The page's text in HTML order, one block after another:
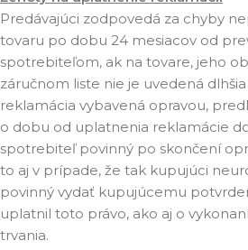
Predávajúci zodpovedá za chyby
tovaru po dobu 24 mesiacov od
spotrebiteľom, ak na tovare, jeho
záručnom liste nie je uvedená
reklamácia vybavená opravou,
o dobu od uplatnenia reklamácie
spotrebiteľ povinný po skončení
to aj v prípade, že tak kupujúci
povinný vydať kupujúcemu
uplatnil toto právo, ako aj o
trvania.